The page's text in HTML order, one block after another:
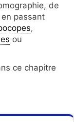
de
en passant
,
ou
ce chapitre